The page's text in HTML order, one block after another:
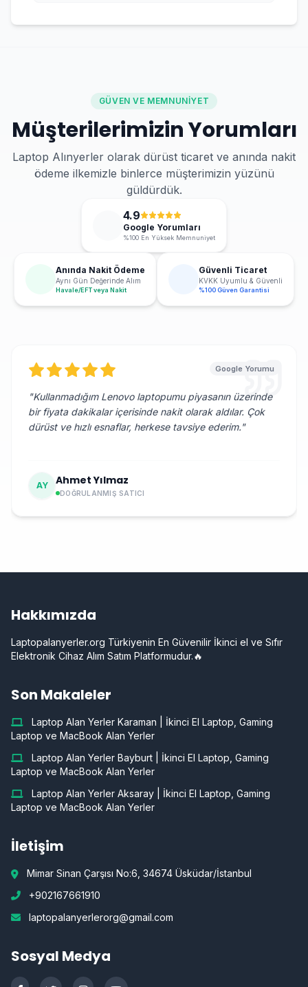
GÜVEN VE MEMNUNIYET
Müşterilerimizin Yorumları
Laptop Alınyerler olarak dürüst ticaret ve anında nakit
ödeme ilkemizle binlerce müşterimizin yüzünü
güldürdük.
4.9
Google Yorumları
%100 En Yüksek Memnuniyet
Anında Nakit Ödeme
Aynı Gün Değerinde Alım
Havale/EFT veya Nakit
Güvenli Ticaret
KVKK Uyumlu & Güvenli
%100 Güven Garantisi
Google Yorumu
"Kullanmadığım Lenovo laptopumu piyasanın üzerinde
bir fiyata dakikalar içerisinde nakit olarak aldılar. Çok
dürüst ve hızlı esnaflar, herkese tavsiye ederim."
AY Ahmet Yılmaz
DOĞRULANMIŞ SATICI
Hakkımızda
Laptopalanyerler.org Türkiyenin En Güvenilir İkinci el ve Sıfır
Elektronik Cihaz Alım Satım Platformudur.🔥
Son Makaleler
Laptop Alan Yerler Karaman | İkinci El Laptop, Gaming
Laptop ve MacBook Alan Yerler
Laptop Alan Yerler Bayburt | İkinci El Laptop, Gaming
Laptop ve MacBook Alan Yerler
Laptop Alan Yerler Aksaray | İkinci El Laptop, Gaming
Laptop ve MacBook Alan Yerler
İletişim
Mimar Sinan Çarşısı No:6, 34674 Üsküdar/İstanbul
+902167661910
laptopalanyerlerorg@gmail.com
Sosyal Medya